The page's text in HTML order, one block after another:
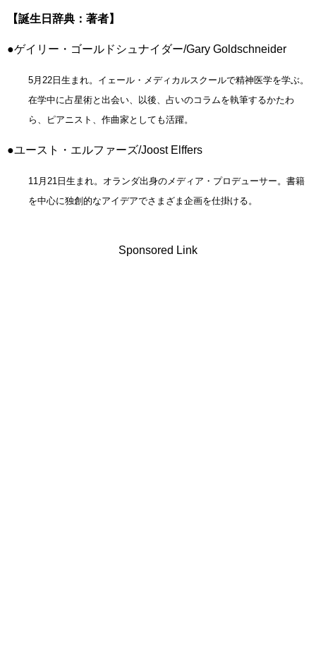
【誕生日辞典：著者】
●ゲイリー・ゴールドシュナイダー/Gary Goldschneider
5月22日生まれ。イェール・メディカルスクールで精神医学を学ぶ。
在学中に占星術と出会い、以後、占いのコラムを執筆するかたわ
ら、ピアニスト、作曲家としても活躍。
●ユースト・エルファーズ/Joost Elffers
11月21日生まれ。オランダ出身のメディア・プロデューサー。書籍
を中心に独創的なアイデアでさまざま企画を仕掛ける。
Sponsored Link